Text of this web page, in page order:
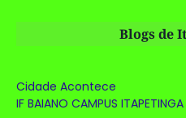
Blogs de
Cidade Acontece
IF BAIANO CAMPUS